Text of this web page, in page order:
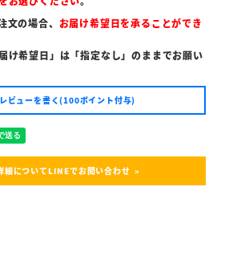
の場合、 お届け希望日を承ることができ
け希望日」は「指定なし」のままでお願い
ビューを書く(100ポイント付与)
細についてLINEでお問い合わせ